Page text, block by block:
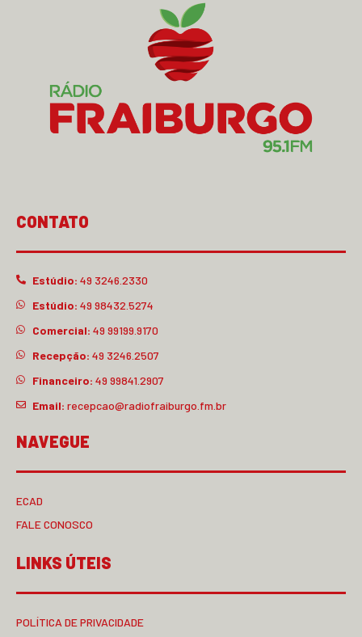
CONTATO
Estúdio: 49 3246.2330
Estúdio: 49 98432.5274
Comercial: 49 99199.9170
Recepção: 49 3246.2507
Financeiro: 49 99841.2907
Email: recepcao@radiofraiburgo.fm.br
NAVEGUE
ECAD
FALE CONOSCO
LINKS ÚTEIS
POLÍTICA DE PRIVACIDADE